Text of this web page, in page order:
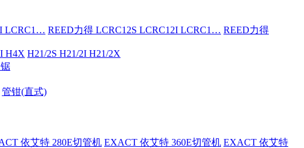
LCRC1… REED力得 LCRC12S LCRC12I LCRC1… REED力得
H4X H21/2S H21/2I H21/2X
管钳(直式)
依艾特 280E切管机 EXACT 依艾特 360E切管机 EXACT 依艾特